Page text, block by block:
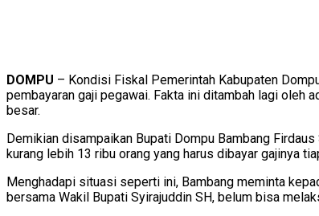
DOMPU – Kondisi Fiskal Pemerintah Kabupaten
pembayaran gaji pegawai. Fakta ini ditambah lagi oleh
besar.
Demikian disampaikan Bupati Dompu Bambang
kurang lebih 13 ribu orang yang harus dibayar gajinya
Menghadapi situasi seperti ini, Bambang meminta
bersama Wakil Bupati Syirajuddin SH, belum bisa